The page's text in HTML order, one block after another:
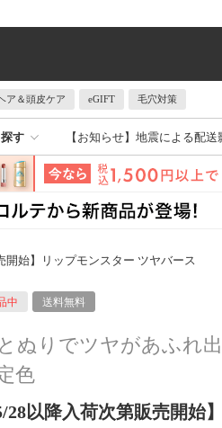
ア＆頭皮ケア eGIFT 毛穴対策
す 【お知らせ】 地震による配送
開始】リップモンスター ツヤバース
中 送料無料
ぬりでツヤがあふれ
色
28以降入荷次第販売開始